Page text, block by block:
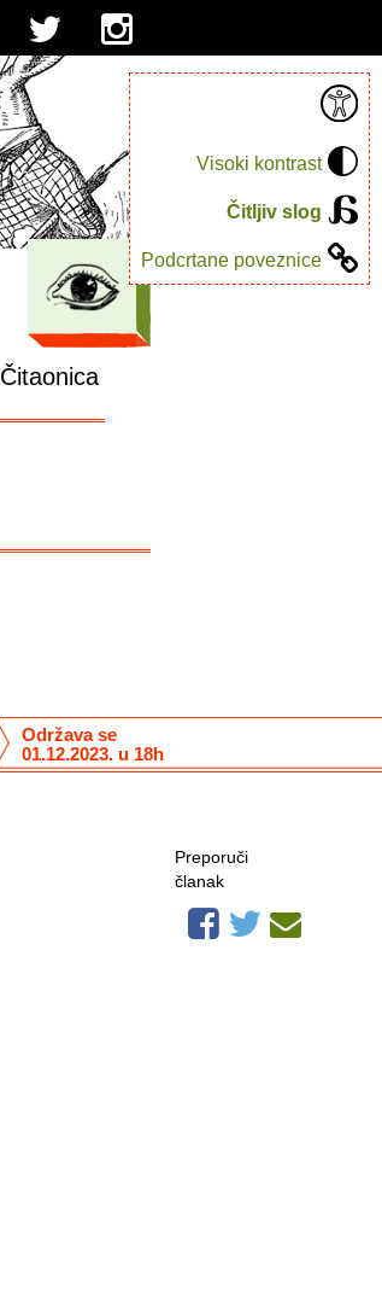
Visoki kontrast
Čitljiv slog
Podcrtane poveznice
Čitaonica
Održava se
01.12.2023. u 18h
Preporuči
članak